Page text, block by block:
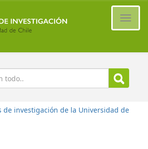
de investigación de la Universidad de